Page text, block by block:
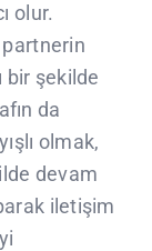
olur.
partnerin
bir şekilde
da
olmak,
devam
iletişim